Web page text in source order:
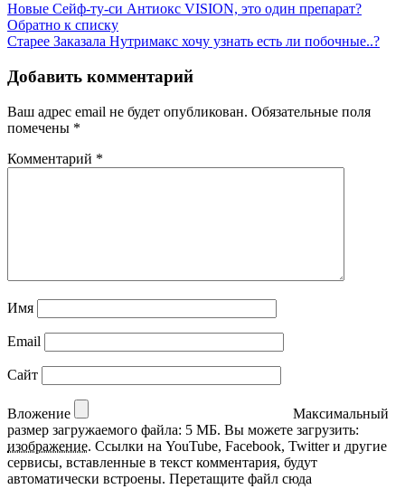
Новые Сейф-ту-си Антиокс VISION, это один препарат?
Обратно к списку
Старее Заказала Нутримакс хочу узнать есть ли побочные..?
Добавить комментарий
Ваш адрес email не будет опубликован. Обязательные поля
помечены *
Комментарий *
Имя
Email
Сайт
Вложение
Максимальный
размер загружаемого файла: 5 МБ. Вы можете загрузить:
изображение. Ссылки на YouTube, Facebook, Twitter и другие
сервисы, вставленные в текст комментария, будут
автоматически встроены. Перетащите файл сюда